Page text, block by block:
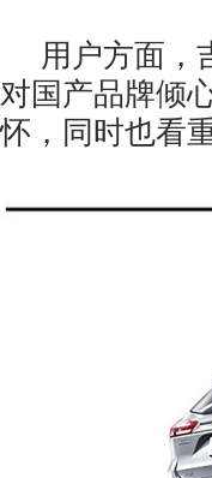
用户方面，
对国产品牌倾
怀，同时也看